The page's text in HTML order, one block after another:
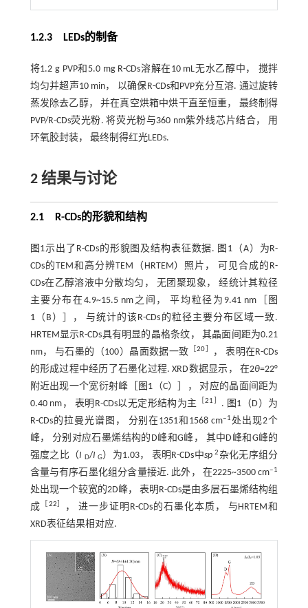
1.2.3 LEDs的制备
将1.2 g PVP和5.0 mg R-CDs溶解在10 mL无水乙醇中， 搅拌
均匀并超声10 min， 以确保R-CDs和PVP充分互溶. 通过旋转
蒸发除去乙醇， 并在真空烘箱中烘干直至恒重， 最终制得
PVP/R-CDs荧光粉. 将荧光粉与360 nm紫外线芯片结合， 用
环氧胶封装， 最终制得红光LEDs.
2 结果与讨论
2.1 R-CDs的形貌和结构
图1示出了R-CDs的形貌图及结构表征数据. 图1 （A）为R-
CDs的TEM和高分辨TEM（HRTEM）照片， 可见合成的R-
CDs在乙醇溶液中分散均匀， 无团聚现象， 经统计其粒径
主要分布在4.9~15.5 nm之间， 平均粒径为9.41 nm［
图
1（B）］， 与统计的该R-CDs的粒径主要分布区域一致.
HRTEM显示R-CDs具有明显的晶格条纹， 其晶面间距为0.21
nm， 与石墨的（100）晶面数据一致 ［20
， 表明在R-CDs
的形成过程中经历了石墨化过程. XRD数据显示， 在2θ=22°
附近出现一个宽衍射峰［
图1 （C）］， 对应的晶面间距为
0.40 nm， 表明R-CDs以无定形结构为主
［21 . 图1 （D）为
R-CDs的拉曼光谱图， 分别在1351和1568 cm‒1 处出现2个
峰， 分别对应石墨烯结构的D峰和G峰， 其中D峰和G峰的
强度之比（I D/I G）为1.03， 表明R-CDs中sp 2 杂化无序组分
含量与有序石墨化组分含量接近. 此外， 在2225~3500 cm‒1
处出现一个较宽的2D峰， 表明R-CDs是由多层石墨烯结构组
成
22
， 进一步证明R-CDs的石墨化本质， 与HRTEM和
XRD表征结果相对应.